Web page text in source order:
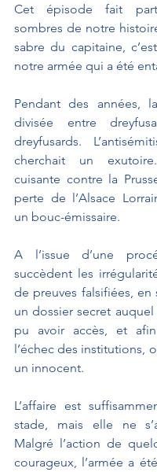
Cet épisode fait
sombres de notre
sabre du capitaine,
notre armée qui a été
Pendant des années,
divisée entre
dreyfusards.
cherchait un
cuisante contre la
perte de l’Alsace
un bouc-émissaire.
A l’issue d’une
succèdent les
de preuves falsifiées, en
un dossier secret auquel
pu avoir accès, et
l’échec des institutions,
un innocent.
L’affaire est
stade, mais elle ne
Malgré l’action de
courageux, l’armée a